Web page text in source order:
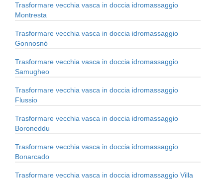
Trasformare vecchia vasca in doccia idromassaggio
Montresta
Trasformare vecchia vasca in doccia idromassaggio
Gonnosnò
Trasformare vecchia vasca in doccia idromassaggio
Samugheo
Trasformare vecchia vasca in doccia idromassaggio
Flussio
Trasformare vecchia vasca in doccia idromassaggio
Boroneddu
Trasformare vecchia vasca in doccia idromassaggio
Bonarcado
Trasformare vecchia vasca in doccia idromassaggio Villa